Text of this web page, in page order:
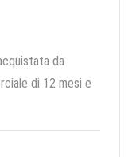
da
di 12 mesi e